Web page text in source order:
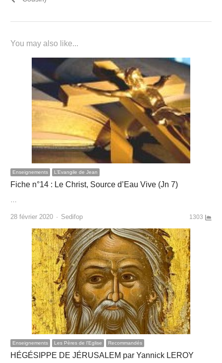
You may also like...
Enseignements L’Evangile de Jean
Fiche n°14 : Le Christ, Source d’Eau Vive (Jn 7)
28 février 2020 Author
Sedifop 1303
Enseignements Les Pères de l'Eglise Recommandés
HÉGÉSIPPE DE JÉRUSALEM par Yannick LEROY